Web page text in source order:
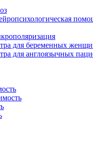
для беременных
для англоязычных